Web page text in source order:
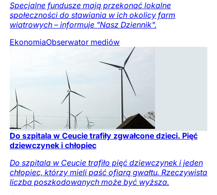
Specjalne fundusze mają przekonać lokalne
społeczności do stawiania w ich okolicy farm
wiatrowych – informuje "Nasz Dziennik".
EkonomiaObserwator mediów
Do szpitala w Ceucie trafiły zgwałcone dzieci. Pięć
dziewczynek i chłopiec
Do szpitala w Ceucie trafiło pięć dziewczynek i jeden
chłopiec, którzy mieli paść ofiarą gwałtu. Rzeczywista
liczba poszkodowanych może być wyższa.